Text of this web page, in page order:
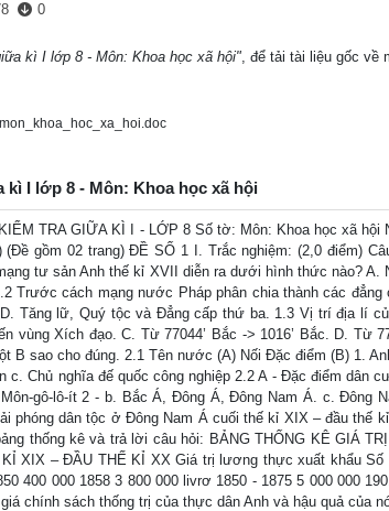
0
kì I lớp 8 - Môn: Khoa học xã hội", để tải tài liệu gốc về
I lớp 8 - Môn: Khoa học xã hội
TRA GIỮA KÌ I - LỚP 8 Số tờ: Môn: Khoa học xã hội
(Đề gồm 02 trang) ĐỀ SỐ 1 I. Trắc nghiệm: (2,0 điểm)
tư sản Anh thế kỉ XVII diễn ra dưới hình thức nào? A.
Trước cách mạng nước Pháp phân chia thành các
Tăng lữ, Quý tộc và Đẳng cấp thứ ba. 1.3 Vị trí địa lí
vùng Xích đạo. C. Từ 77044’ Bắc -> 1016’ Bắc. D. Từ
B sao cho đúng. 2.1 Tên nước (A) Nối Đặc điểm (B) 1.
c. Chủ nghĩa đế quốc công nghiệp 2.2 A - Đặc điểm dân
gô-lô-ít 2 - b. Bắc Á, Đông Á, Đông Nam Á. c. Đông
phóng dân tộc ở Đông Nam Á cuối thế kỉ XIX – đầu thế
thống kê và trả lời câu hỏi: BẢNG THỐNG KÊ GIÁ
XIX – ĐẦU THẾ KỈ XX Giá trị lương thực xuất khẩu
400 000 1858 3 800 000 livrơ 1850 - 1875 5 000 000
chính sách thống trị của thực dân Anh và hậu quả của